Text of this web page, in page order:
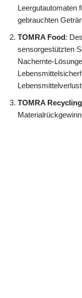
Leergutautomaten
gebrauchten
TOMRA Food:
sensorgestützten
Nachernte-
TOMRA Recycling